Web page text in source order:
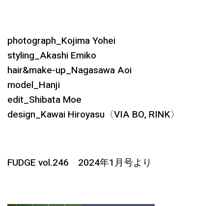
photograph_Kojima Yohei
styling_Akashi Emiko
hair&make-up_Nagasawa Aoi
model_Hanji
edit_Shibata Moe
design_Kawai Hiroyasu〈VIA BO, RINK〉
FUDGE vol.246 2024年1月号より